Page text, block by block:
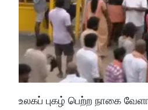
உலகப் புகழ் பெற்ற நாகை